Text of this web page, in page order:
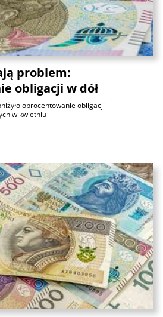
problem:
obligacji w dół
oprocentowanie obligacji
w kwietniu